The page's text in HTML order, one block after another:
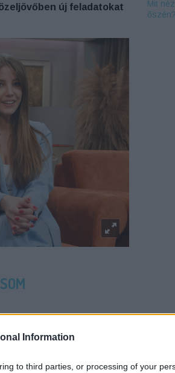
Information
to third parties, or processing of your
új feladatokat
Mit
őszén?